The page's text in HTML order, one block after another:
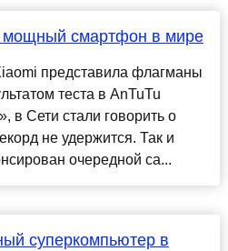
мощный смартфон в мире
представила флагманы
теста в AnTuTu
в Сети стали говорить о
не удержится. Так и
очередной са...
суперкомпьютер в